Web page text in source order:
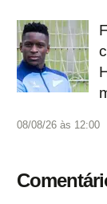
08/08/26 às 12:00